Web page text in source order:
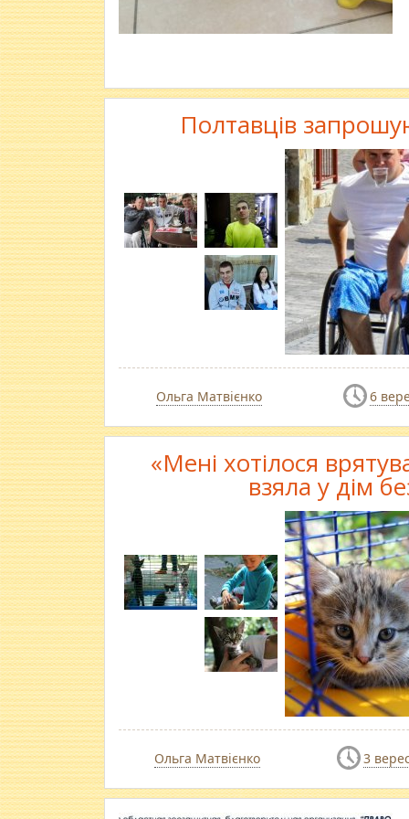
Полтавців
Ольга Матвієнко 6
«Мені хотілося
взяла у дім
Ольга Матвієнко 3